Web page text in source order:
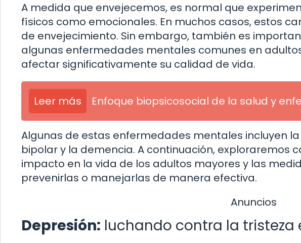
A medida que envejecemos, es normal que
físicos como emocionales. En muchos casos, estos
de envejecimiento. Sin embargo, también es
algunas enfermedades mentales comunes en
afectar significativamente su calidad de vida.
Leer más Enfoque biopsicosocial de la salud y
Algunas de estas enfermedades mentales incluyen
bipolar y la demencia. A continuación, exploraremos
impacto en la vida de los adultos mayores y las
prevenirlas o manejarlas de manera efectiva.
Anuncios
Depresión: luchando contra la tristeza